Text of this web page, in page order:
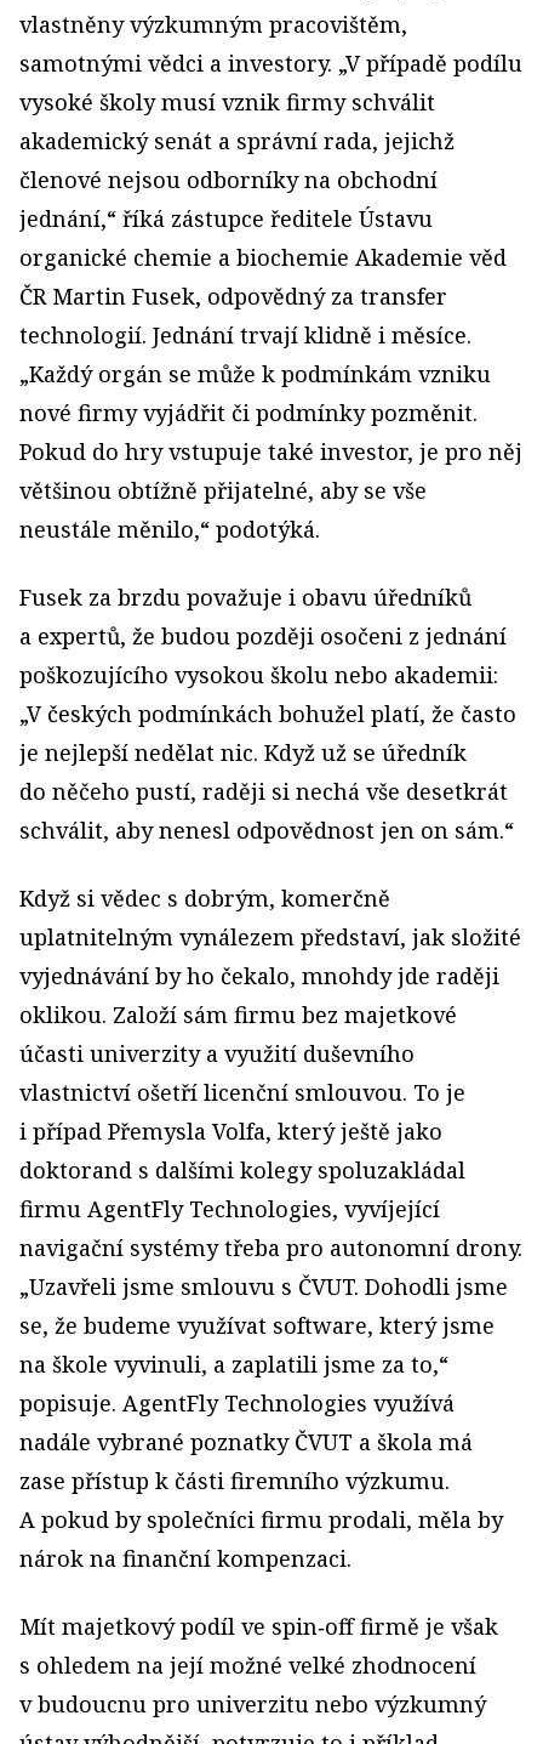
vlastněny výzkumným pracovištěm,
samotnými vědci a investory. „V případě podílu
vysoké školy musí vznik firmy schválit
akademický senát a správní rada, jejichž
členové nejsou odborníky na obchodní
jednání,“ říká zástupce ředitele Ústavu
organické chemie a biochemie Akademie věd
ČR Martin Fusek, odpovědný za transfer
technologií. Jednání trvají klidně i měsíce.
„Každý orgán se může k podmínkám vzniku
nové firmy vyjádřit či podmínky pozměnit.
Pokud do hry vstupuje také investor, je pro něj
většinou obtížně přijatelné, aby se vše
neustále měnilo,“ podotýká.
Fusek za brzdu považuje i obavu úředníků
a expertů, že budou později osočeni z jednání
poškozujícího vysokou školu nebo akademii:
„V českých podmínkách bohužel platí, že často
je nejlepší nedělat nic. Když už se úředník
do něčeho pustí, raději si nechá vše desetkrát
schválit, aby nenesl odpovědnost jen on sám.“
Když si vědec s dobrým, komerčně
uplatnitelným vynálezem představí, jak složité
vyjednávání by ho čekalo, mnohdy jde raději
oklikou. Založí sám firmu bez majetkové
účasti univerzity a využití duševního
vlastnictví ošetří licenční smlouvou. To je
i případ Přemysla Volfa, který ještě jako
doktorand s dalšími kolegy spoluzakládal
firmu AgentFly Technologies, vyvíjející
navigační systémy třeba pro autonomní drony.
„Uzavřeli jsme smlouvu s ČVUT. Dohodli jsme
se, že budeme využívat software, který jsme
na škole vyvinuli, a zaplatili jsme za to,“
popisuje. AgentFly Technologies využívá
nadále vybrané poznatky ČVUT a škola má
zase přístup k části firemního výzkumu.
A pokud by společníci firmu prodali, měla by
nárok na finanční kompenzaci.
Mít majetkový podíl ve spin‑off firmě je však
s ohledem na její možné velké zhodnocení
v budoucnu pro univerzitu nebo výzkumný